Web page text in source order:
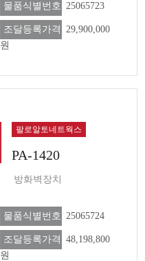
물품식별번호 25065723
조달등록가격 29,900,000
원
팔로알토네트웍스
PA-1420
방화벽장치
물품식별번호 25065724
조달등록가격 48,198,800
원